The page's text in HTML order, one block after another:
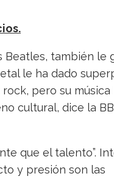
Beatles, también le
le ha dado
pero su
cultural, dice la
que el talento”.
y presión son las